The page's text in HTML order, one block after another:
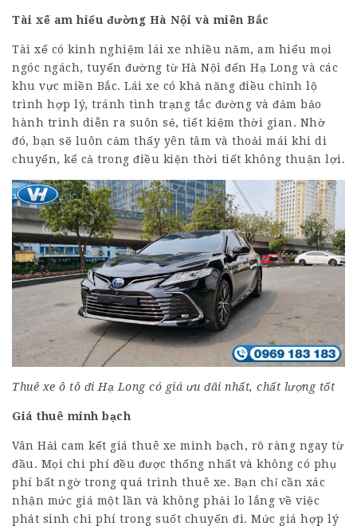
Tài xế am hiểu đường Hà Nội và miền Bắc
Tài xế có kinh nghiệm lái xe nhiều năm, am hiểu mọi
ngóc ngách, tuyến đường từ Hà Nội đến Hạ Long và các
khu vực miền Bắc. Lái xe có khả năng điều chỉnh lộ
trình hợp lý, tránh tình trạng tắc đường và đảm bảo
hành trình diễn ra suôn sẻ, tiết kiệm thời gian. Nhờ
đó, bạn sẽ luôn cảm thấy yên tâm và thoải mái khi di
chuyển, kể cả trong điều kiện thời tiết không thuận lợi.
Thuê xe ô tô đi Hạ Long có giá ưu đãi nhất, chất lượng tốt
Giá thuê minh bạch
Vân Hải cam kết giá thuê xe minh bạch, rõ ràng ngay từ
đầu. Mọi chi phí đều được thống nhất và không có phụ
phí bất ngờ trong quá trình thuê xe. Bạn chỉ cần xác
nhận mức giá một lần và không phải lo lắng về việc
phát sinh chi phí trong suốt chuyến đi. Mức giá hợp lý